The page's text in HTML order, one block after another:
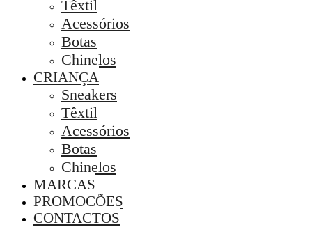
Têxtil
Acessórios
Botas
Chinelos
CRIANÇA
Sneakers
Têxtil
Acessórios
Botas
Chinelos
MARCAS
PROMOÇÕES
CONTACTOS